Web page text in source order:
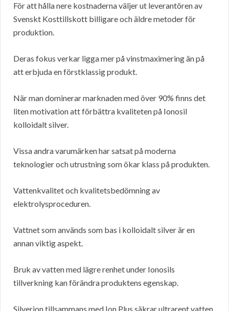
För att hålla nere kostnaderna väljer ut leverantören av
Svenskt Kosttillskott billigare och äldre metoder för
produktion.
Deras fokus verkar ligga mer på vinstmaximering än på
att erbjuda en förstklassig produkt.
När man dominerar marknaden med över 90% finns det
liten motivation att förbättra kvaliteten på Ionosil
kolloidalt silver.
Vissa andra varumärken har satsat på moderna
teknologier och utrustning som ökar klass på produkten.
Vattenkvalitet och kvalitetsbedömning av
elektrolysproceduren.
Vattnet som används som bas i kolloidalt silver är en
annan viktig aspekt.
Bruk av vatten med lägre renhet under Ionosils
tillverkning kan förändra produktens egenskap.
Silverion tillsammans med Ion Plus säkrar ultrarent vatten